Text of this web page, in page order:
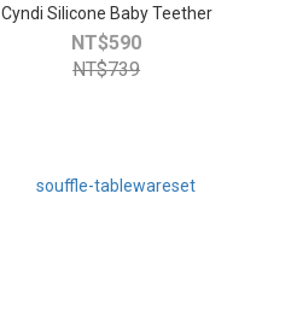
Cyndi Silicone Baby Teether
NT$590
NT$739